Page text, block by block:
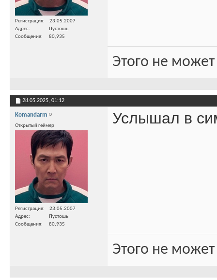
Регистрация
23.05.2007
Адрес
Пустошь
Сообщения
80,935
Этого не
28.05.2025, 01:12
Komandarm
Открытый геймер
Регистрация
23.05.2007
Адрес
Пустошь
Сообщения
80,935
Услышал в
Этого не